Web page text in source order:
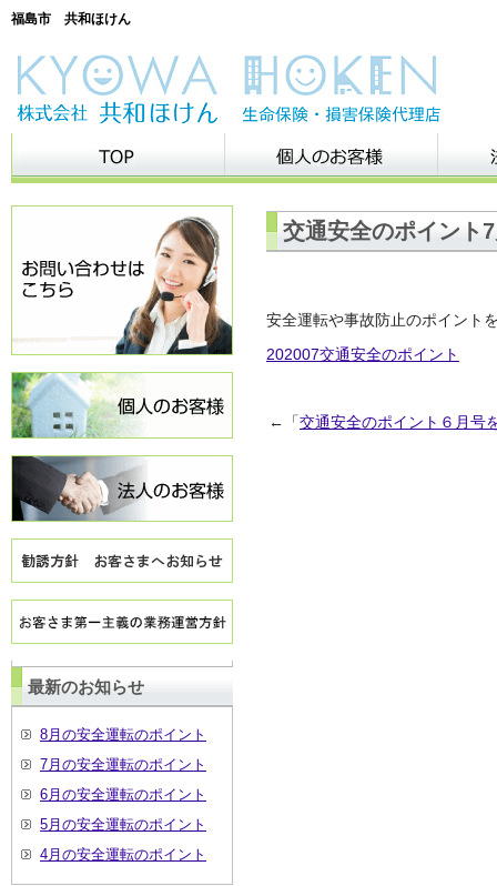
福島市 共和ほけん
交通安全のポイント
安全運転や事故防止のポイント
202007交通安全のポイント
←「交通安全のポイント６月号
最新のお知らせ
8月の安全運転のポイント
7月の安全運転のポイント
6月の安全運転のポイント
5月の安全運転のポイント
4月の安全運転のポイント